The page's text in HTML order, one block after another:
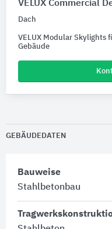
VELUX Commercial
Dach
VELUX Modular Skylights
Gebäude
GEBÄUDEDATEN
Bauweise
Stahlbetonbau